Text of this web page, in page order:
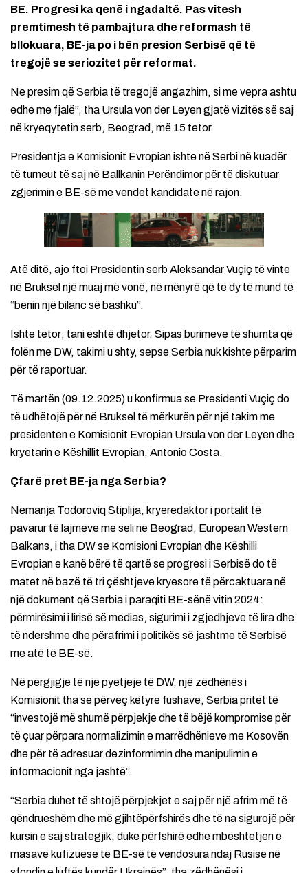
BE. Progresi ka qenë i ngadaltë. Pas vitesh
premtimesh të pambajtura dhe reformash të
bllokuara, BE-ja po i bën presion Serbisë që të
tregojë se seriozitet për reformat.
Ne presim që Serbia të tregojë angazhim, si me vepra ashtu
edhe me fjalë”, tha Ursula von der Leyen gjatë vizitës së saj
në kryeqytetin serb, Beograd, më 15 tetor.
Presidentja e Komisionit Evropian ishte në Serbi në kuadër
të turneut të saj në Ballkanin Perëndimor për të diskutuar
zgjerimin e BE-së me vendet kandidate në rajon.
Atë ditë, ajo ftoi Presidentin serb Aleksandar Vuçiç të vinte
në Bruksel një muaj më vonë, në mënyrë që të dy të mund të
“bënin një bilanc së bashku”.
Ishte tetor; tani është dhjetor. Sipas burimeve të shumta që
folën me DW, takimi u shty, sepse Serbia nuk kishte përparim
për të raportuar.
Të martën (09.12.2025) u konfirmua se Presidenti Vuçiç do
të udhëtojë për në Bruksel të mërkurën për një takim me
presidenten e Komisionit Evropian Ursula von der Leyen dhe
kryetarin e Këshillit Evropian, Antonio Costa.
Çfarë pret BE-ja nga Serbia?
Nemanja Todoroviq Stiplija, kryeredaktor i portalit të
pavarur të lajmeve me seli në Beograd, European Western
Balkans, i tha DW se Komisioni Evropian dhe Këshilli
Evropian e kanë bërë të qartë se progresi i Serbisë do të
matet në bazë të tri çështjeve kryesore të përcaktuara në
një dokument që Serbia i paraqiti BE-sënë vitin 2024:
përmirësimi i lirisë së medias, sigurimi i zgjedhjeve të lira dhe
të ndershme dhe përafrimi i politikës së jashtme të Serbisë
me atë të BE-së.
Në përgjigje të një pyetjeje të DW, një zëdhënës i
Komisionit tha se përveç këtyre fushave, Serbia pritet të
“investojë më shumë përpjekje dhe të bëjë kompromise për
të çuar përpara normalizimin e marrëdhënieve me Kosovën
dhe për të adresuar dezinformimin dhe manipulimin e
informacionit nga jashtë”.
“Serbia duhet të shtojë përpjekjet e saj për një afrim më të
qëndrueshëm dhe më gjihtëpërfshirës dhe të na sigurojë për
kursin e saj strategjik, duke përfshirë edhe mbështetjen e
masave kufizuese të BE-së të vendosura ndaj Rusisë në